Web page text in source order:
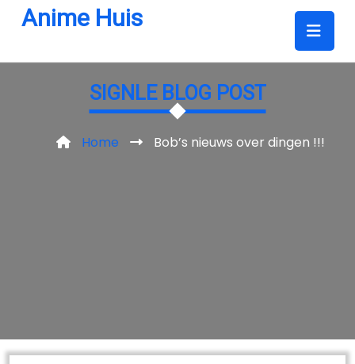
Anime Huis
SIGNLE BLOG POST
Home Bob’s nieuws over dingen !!!